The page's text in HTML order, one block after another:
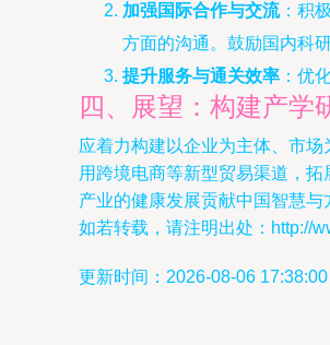
加强国际合作与交流：积
方面的沟通。鼓励国内科
提升服务与通关效率 ：优
四、展望：构建产学
应着力构建以企业为主体、市
用跨境电商等新型贸易渠道，
产业的健康发展贡献中国智慧与
如若转载，请注明出处：http://
更新时间：2026-08-06 17:38:00